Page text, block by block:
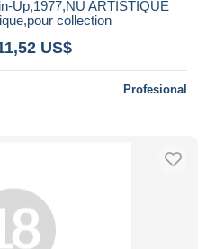
Up,1977,NU ARTISTIQUE
collection
US$
Profesional